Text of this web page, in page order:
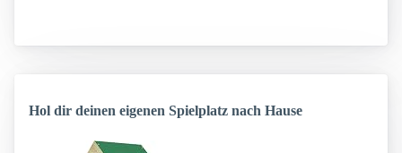
Hol dir deinen eigenen Spielplatz nach Hause